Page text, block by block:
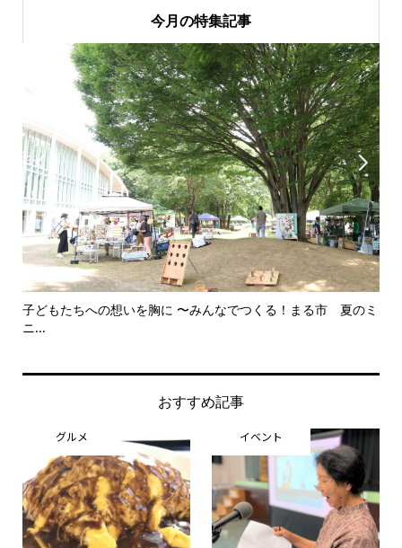
今月の特集記事

子どもたちへの想いを胸に 〜みんなでつくる！まる市 夏のミ
ニ...

おすすめ記事
グルメ イベント